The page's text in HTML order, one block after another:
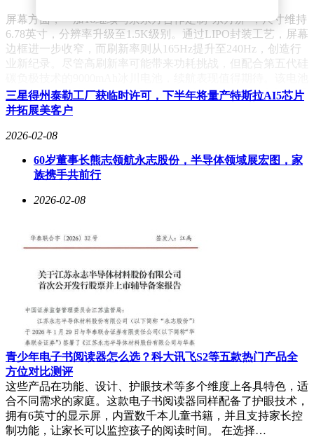
屏幕方面，一加16继续与京东方合作定制"东方屏"，尺寸维持
6.78英寸，分辨率升级至1.5K级别。通过LIPO封装工艺，屏幕
边框进一步收窄，而刷新率则从165Hz提升至240Hz，创造行
业新纪录。尽管高刷新率可能带来功耗挑战，但配合第五代硅
支持120W有线快充和50W无线充电，寿命超过6年，有效缓解
用户的续航焦虑。
性能配置堪称豪华，一加16将搭载骁龙8E Gen6 Pro处理器，
计安兔兔跑分将突破550万大关，成为年度性能标杆。为提升
游戏体验，该机还配备双同轴扬声器和0916T超大体积X轴马
能维持在4499元左右，与前代持平。在骁龙8至尊版5代性能提
升有限的情况下，这款搭载新一代旗舰芯片的产品显得更具吸
代的一加16或许是更明智的选择。
三星得州泰勒工厂获临时许可，下半年将量产特斯拉AI5芯片
并拓展美客户
2026-02-08
60岁董事长熊志领航永志股份，半导体领域展宏图，家
族携手共前行
2026-02-08
青少年电子书阅读器怎么选？科大讯飞S2等五款热门产品全
方位对比测评
这些产品在功能、设计、护眼技术等多个维度上各具特色，适
合不同需求的家庭。这款电子书阅读器同样配备了护眼技术，
拥有6英寸的显示屏，内置数千本儿童书籍，并且支持家长控
制功能，让家长可以监控孩子的阅读时间。 在选择…